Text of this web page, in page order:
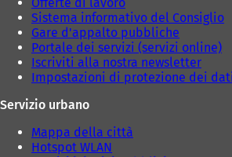
Sistema informativo del Consiglio
Gare d'appalto pubbliche
Portale dei servizi (servizi online)
Iscriviti alla nostra newsletter
Impostazioni di protezione dei dati
Servizio urbano
Mappa della città
Hotspot WLAN